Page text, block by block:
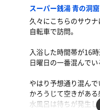
スーパー銭湯 青の洞窟
久々にこちらのサウ
自転車で訪問。
入浴した時間帯が16
日曜日の一番混んでい
やはり予想通り混ん
かろうじて空きがあ
水風呂は待ちが発生